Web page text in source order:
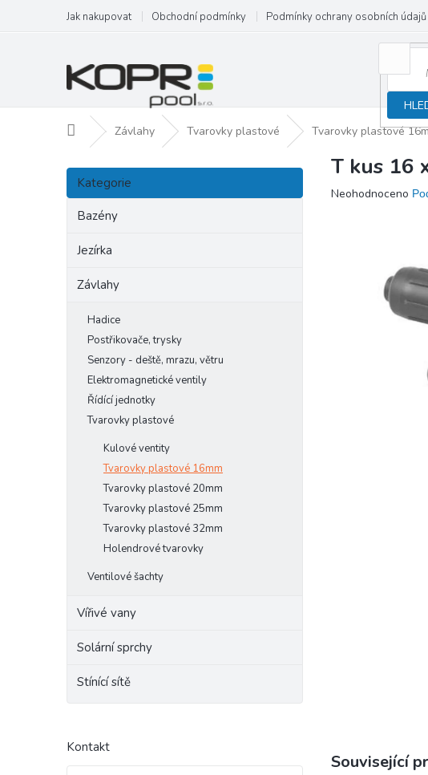
obsah
Jak nakupovat Obchodní podmínky Podmínky ochrany osobních údajů
Domů Závlahy Tvarovky plastové Tvarovky plastové
P
s
Přeskočit
kategorie
Kategorie
Bazény
Jezírka
Závlahy
Hadice
Postřikovače, trysky
Senzory - deště, mrazu, větru
Elektromagnetické ventily
Řídící jednotky
Tvarovky plastové
Kulové ventity
Tvarovky plastové 16mm
Tvarovky plastové 20mm
Tvarovky plastové 25mm
Tvarovky plastové 32mm
Holendrové tvarovky
Ventilové šachty
Vířivé vany
Solární sprchy
Stínící sítě
Kontakt
T kus 16
Průměrné
Neohodnoceno
Související